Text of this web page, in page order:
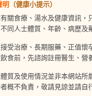
明
（健康小提示）
關食療、湯水及健康資訊，
同人士體質、年齡、病歷及
受治療、長期服藥、正值
食前，先諮詢註冊醫生、營
質及使用情況並非本網站
概不負責，敬請見諒並請自